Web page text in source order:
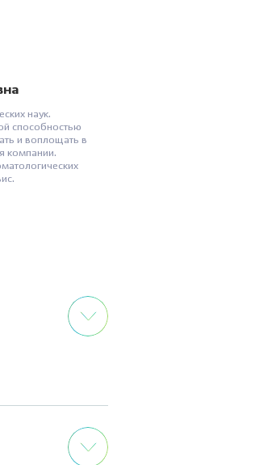
наук.
способностью
и воплощать в
компании.